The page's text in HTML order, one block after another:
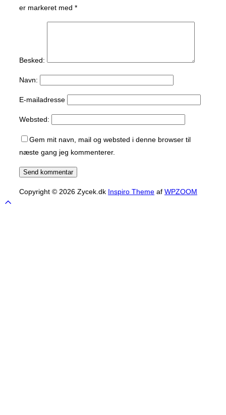
er markeret med *
Besked:
Navn:
E-mailadresse
Websted:
Gem mit navn, mail og websted i denne browser til
næste gang jeg kommenterer.
Copyright © 2026 Zycek.dk Inspiro Theme af WPZOOM